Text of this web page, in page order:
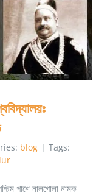
blog | Tags:
পাশে নালগোলা নামক